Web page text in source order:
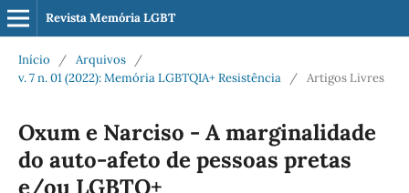
Revista Memória LGBT
Início / Arquivos
/
v. 7 n. 01 (2022): Memória LGBTQIA+ Resistência
/ Artigos Livres
Oxum e Narciso - A marginalidade
do auto-afeto de pessoas pretas
e/ou LGBTQ+